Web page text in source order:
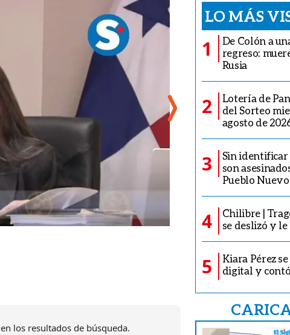
los resultados de búsqueda.
LO MÁS
1
De Colón a
regreso:
Rusia
2
Lotería de
del Sorteo
agosto de
3
Sin identificar
son
Pueblo Nuevo
4
Chilibre |
se deslizó y
5
Kiara Pérez
digital y